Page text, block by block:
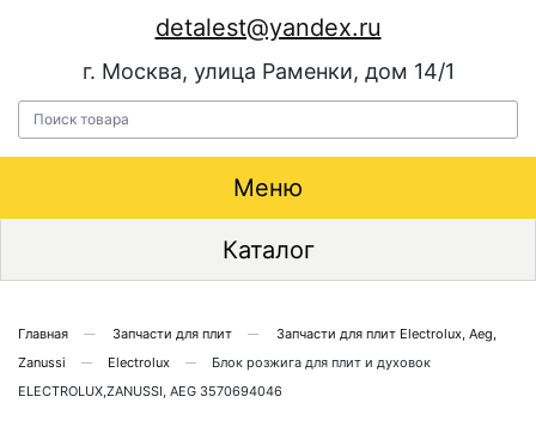
detalest@yandex.ru
г. Москва, улица Раменки, дом 14/1
Меню
Каталог
Главная Запчасти для плит
Запчасти для плит Electrolux, Aeg,
Zanussi
Electrolux
Блок розжига для плит и духовок
ELECTROLUX,ZANUSSI, AEG 3570694046